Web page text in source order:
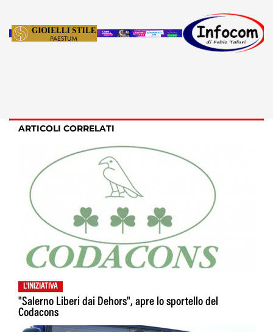
ARTICOLI CORRELATI
L'INIZIATIVA
"Salerno Liberi dai Dehors", apre lo sportello del
Codacons